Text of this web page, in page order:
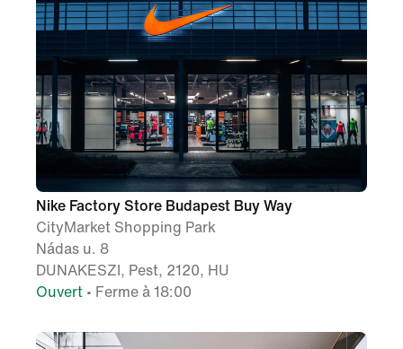
Nike Factory Store Budapest Buy Way
CityMarket Shopping Park
Nádas u. 8
DUNAKESZI, Pest, 2120, HU
Ouvert • Ferme à 18:00